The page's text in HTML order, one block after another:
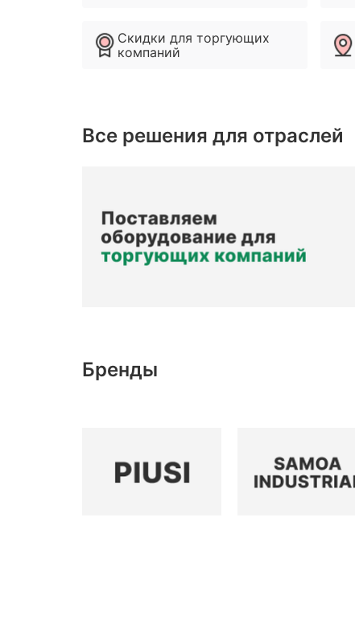
Скидки для торгующих
компаний
Все решения для отраслей
Бренды